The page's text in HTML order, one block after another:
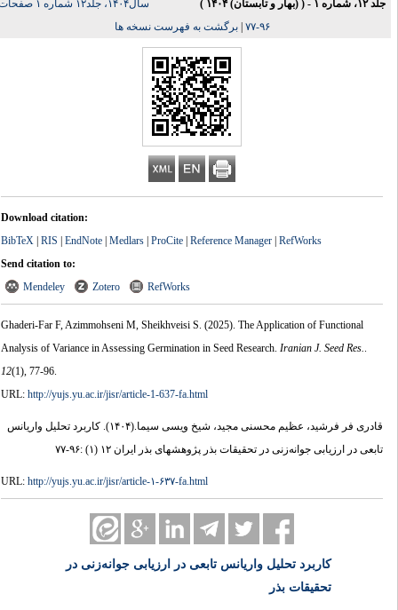
جلد ۱۲، شماره ۱ - ( (بهار و تابستان) ۱۴۰۴ )
سال۱۴۰۴، جلد۱۲ شماره ۱ صفحات
|برگشت به فهرست نسخه ها
Download citation:
BibTeX|RIS|EndNote|Medlars|ProCite|Reference Manager|RefWorks
Send citation to:
Mendeley
Zotero RefWorks
Ghaderi-Far F, Azimmohseni M, Sheikhveisi S.(2025).The Application of Functional
Analysis of Variance in Assessing Germination in Seed Research.Iranian J. Seed Res.
12(1), 77-96.
URL:http://yujs.yu.ac.ir/jisr/article-1-637-fa.html
قادری فر فرشید، عظیم محسنی مجید، شیخ ویسی سیما.(۱۴۰۴).
کاربرد تحلیل واریانس
تابعی در ارزیابی جوانه‌زنی در تحقیقات بذر پژوهشهای بذر ایران ۱۲ (۱) :۹۶-۷۷
URL:http://yujs.yu.ac.ir/jisr/article-۱-۶۳۷-fa.html
کاربرد تحلیل واریانس تابعی در ارزیابی جوانه‌زنی در
تحقیقات بذر